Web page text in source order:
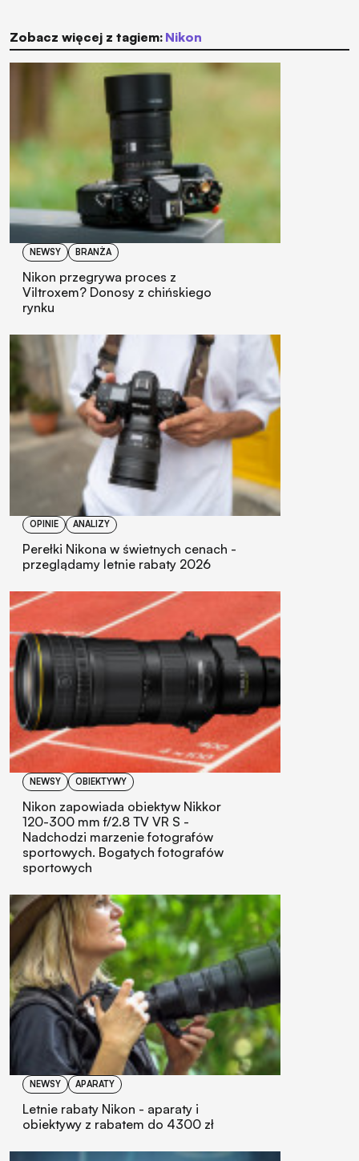
Zobacz więcej z tagiem: Nikon
NEWSY BRANŻA
Nikon przegrywa proces z
Viltroxem? Donosy z chińskiego
rynku
OPINIE ANALIZY
Perełki Nikona w świetnych cenach -
przeglądamy letnie rabaty 2026
NEWSY OBIEKTYWY
Nikon zapowiada obiektyw Nikkor
120-300 mm f/2.8 TV VR S -
Nadchodzi marzenie fotografów
sportowych. Bogatych fotografów
sportowych
NEWSY APARATY
Letnie rabaty Nikon - aparaty i
obiektywy z rabatem do 4300 zł